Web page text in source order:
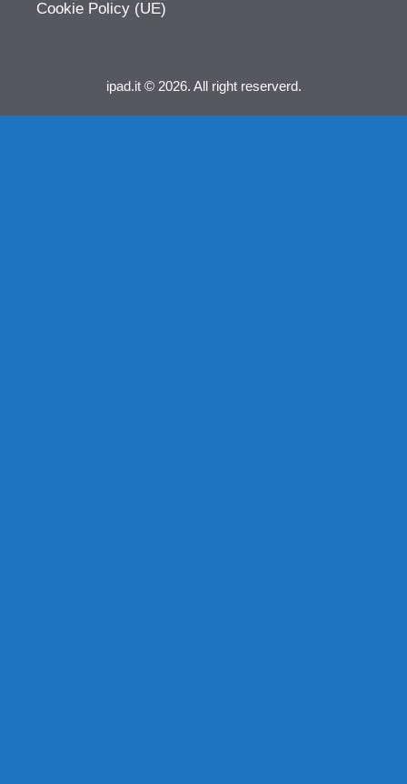
Cookie Policy (UE)
ipad.it © 2026. All right reserverd.